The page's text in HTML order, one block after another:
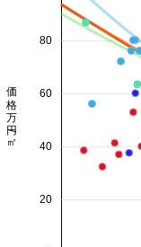
20
40
60
80
価格 万円/㎡